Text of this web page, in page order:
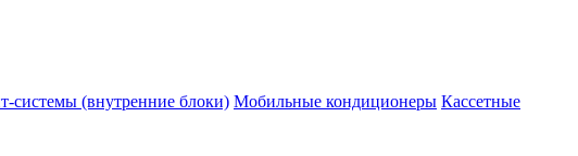
системы (внутренние блоки) Мобильные кондиционеры Кассетные